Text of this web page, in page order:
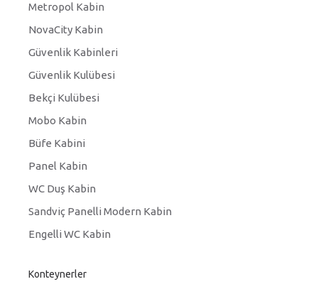
Metropol Kabin
NovaCity Kabin
Güvenlik Kabinleri
Güvenlik Kulübesi
Bekçi Kulübesi
Mobo Kabin
Büfe Kabini
Panel Kabin
WC Duş Kabin
Sandviç Panelli Modern Kabin
Engelli WC Kabin
Konteynerler